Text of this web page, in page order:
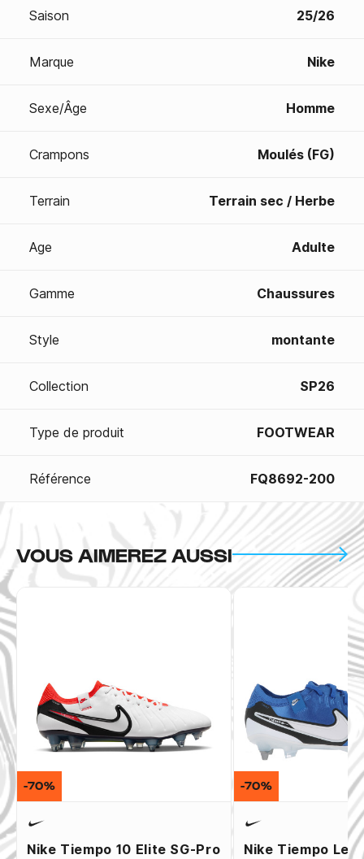
Saison 25/26
Marque Nike
Sexe/Âge Homme
Crampons Moulés (FG)
Terrain Terrain sec / Herbe
Age Adulte
Gamme Chaussures
Style montante
Collection SP26
Type de produit FOOTWEAR
Référence FQ8692-200
VOUS AIMEREZ AUSSI
Nike Tiempo 10 Elite SG-Pro
-70%
Nike Tiempo
-70%